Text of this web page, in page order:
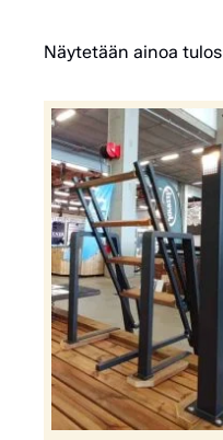
Näytetään ainoa tulos